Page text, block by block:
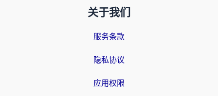
关于我们
服务条款
隐私协议
应用权限